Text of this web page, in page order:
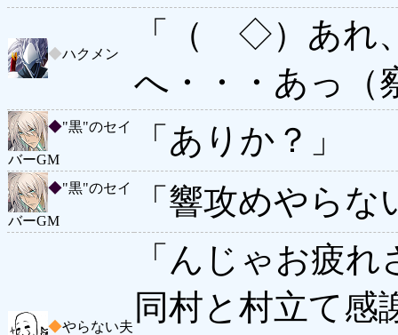
◆ハクメン
「（ ◇）あれ
へ・・・あっ（
◆"黒"のセイ
バーGM
「ありか？」
◆"黒"のセイ
バーGM
「響攻めやら
◆やらない夫
「んじゃお疲れ
同村と村立て感